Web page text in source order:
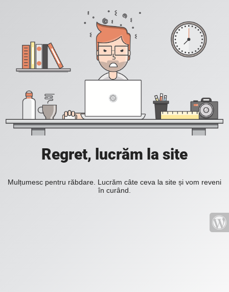
Regret, lucrăm la site
Mulțumesc pentru răbdare. Lucrăm câte ceva la site și vom reveni
în curând.